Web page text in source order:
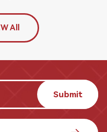
All
Submit